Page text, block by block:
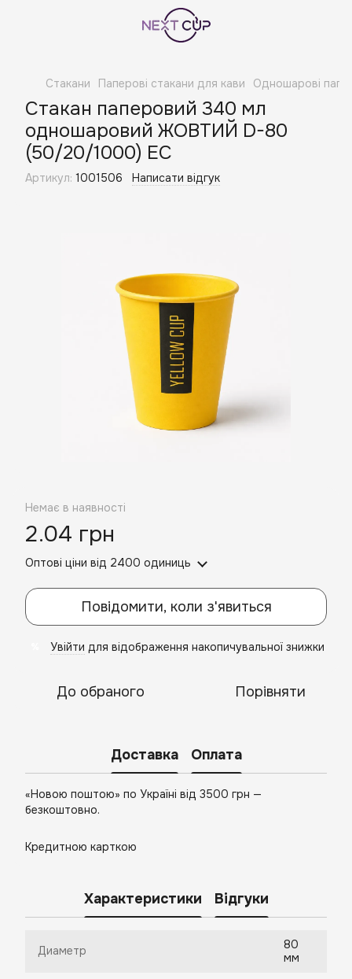
Стакани Паперові стакани для кави Одношарові
Стакан паперовий 340 мл
одношаровий ЖОВТИЙ D-80
(50/20/1000) ЕС
Артикул: 1001506 Написати відгук
Немає в наявності
2.04 грн
Оптові ціни від 2400 одиниць
Повідомити, коли з'явиться
Увійти для відображення накопичувальної знижки
До обраного Порівняти
Доставка Оплата
«Новою поштою» по Україні від 3500 грн —
безкоштовно.
Кредитною карткою
Характеристики Відгуки
Диаметр
80
мм